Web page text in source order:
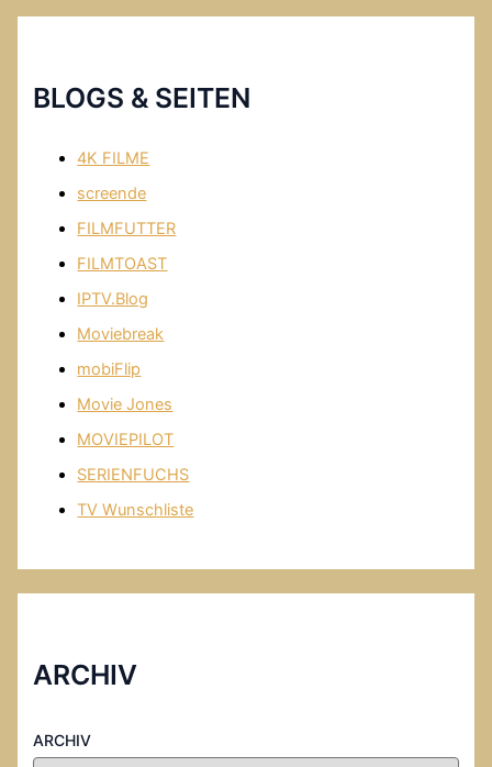
BLOGS & SEITEN
4K FILME
screende
FILMFUTTER
FILMTOAST
IPTV.Blog
Moviebreak
mobiFlip
Movie Jones
MOVIEPILOT
SERIENFUCHS
TV Wunschliste
ARCHIV
ARCHIV